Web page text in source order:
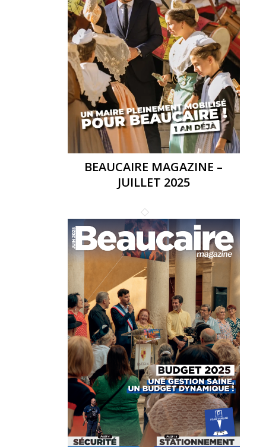
BEAUCAIRE MAGAZINE –
JUILLET 2025